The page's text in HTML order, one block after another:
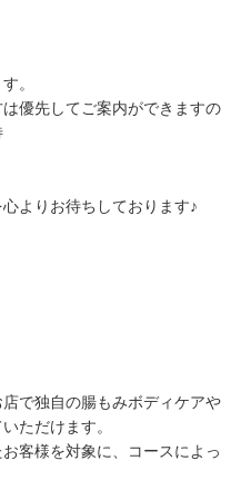
。
優先してご案内ができますの
よりお待ちしております♪
で独自の腸もみボディケアや
ただけます。
客様を対象に、コースによっ